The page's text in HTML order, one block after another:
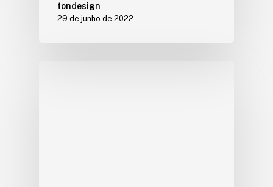
tondesign
29 de junho de 2022